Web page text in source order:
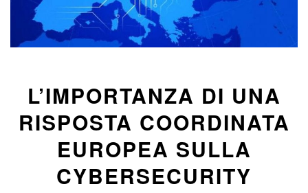
L’IMPORTANZA DI UNA
RISPOSTA COORDINATA
EUROPEA SULLA
CYBERSECURITY